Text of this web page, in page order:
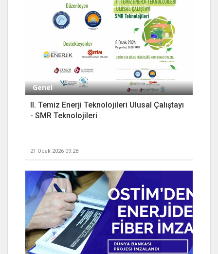
Genel
II. Temiz Enerji Teknolojileri Ulusal Çalıştayı
- SMR Teknolojileri
21 Ocak 2026 09:28